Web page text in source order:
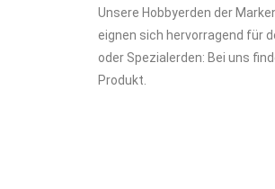
Unsere Hobbyerden der
eignen sich hervorragend für
oder Spezialerden: Bei uns
Produkt.